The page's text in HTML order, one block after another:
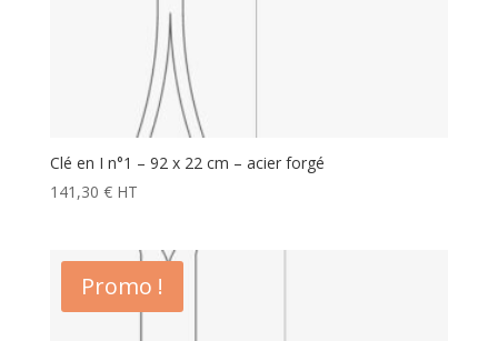
Clé en I n°1 – 92 x 22 cm – acier forgé
141,30 € HT
Promo !